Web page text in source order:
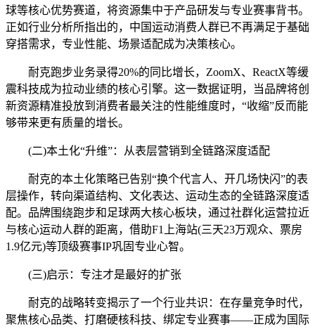
球等核心优势赛道，将资源集中于产品研发与专业赛事背书。
正如行业分析所指出的，中国运动消费人群已不再满足于基础
穿搭需求，专业性能、场景适配成为决策核心。
耐克跑步业务录得20%的同比增长，ZoomX、ReactX等缓
震科技成为拉动业绩的核心引擎。这一数据证明，当品牌将创
新资源精准投放到消费者最关注的性能维度时，“收缩”反而能
够带来更有质量的增长。
(二)本土化“升维”：从表层营销到全链路深度适配
耐克的本土化策略已告别“换个代言人、开几场快闪”的表
层操作，转向渠道结构、文化表达、运动生态的全链路深度适
配。品牌围绕跑步和足球两大核心板块，通过社群化运营拉近
与核心运动人群的距离，借助F1上海站(三天23万观众、票房
1.9亿元)等顶级赛事IP巩固专业心智。
(三)启示：专注才是最好的扩张
耐克的战略转变揭示了一个行业共识：在存量竞争时代，
聚焦核心品类、打磨硬核科技、绑定专业赛事——正成为国际